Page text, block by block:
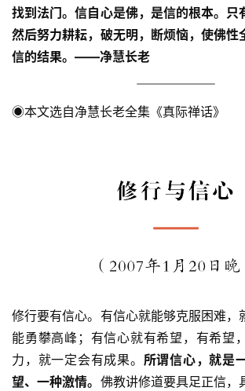
找到法门。信自心是佛，是信的根本。只
然后努力耕耘，破无明，断烦恼，使佛性
信的结果。 ——净慧长老
◉本文选自净慧长老全集《真际禅话》
修行要有信心。有信心就能够克服困难，
能勇攀高峰；有信心就有希望，有希望
力，就一定会有成果。 所谓信心，就是
望、一种激情。 佛教讲修道要具足正信，